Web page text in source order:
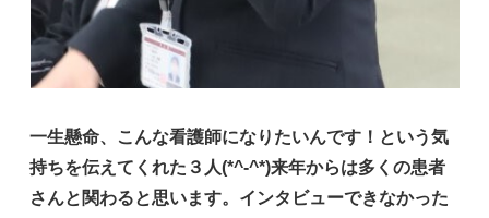
一生懸命、こんな看護師になりたいんです！という気
持ちを伝えてくれた３人(*^-^*)来年からは多くの患者
さんと関わると思います。インタビューできなかった